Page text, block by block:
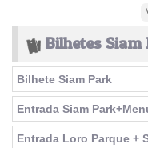
Bilhetes
Bilhete Siam Park
Entrada Siam
Entrada Loro Parque +